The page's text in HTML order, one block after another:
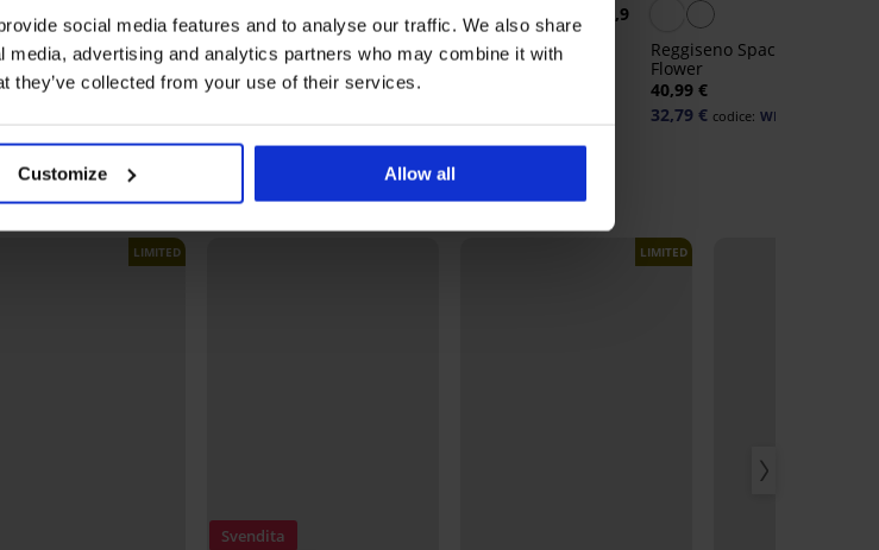
social media features and to analyse our traffic. We also share
advertising and analytics partners who may combine it with
they’ve collected from your use of their services.
Customize Allow all
4,9
4D Soft
WELCOME20
Slip classico Bamboo Nature
14,99 €
11,99 € codice: WELCOME20
4,9
Reggiseno DIVA by IVA non
imbottito
40,99 €
Reggiseno Spacer Delicate
Flower
40,99 €
32,79 € codice: WELCOME20
pezzi simili
LIMITED
Svendita
LIMITED